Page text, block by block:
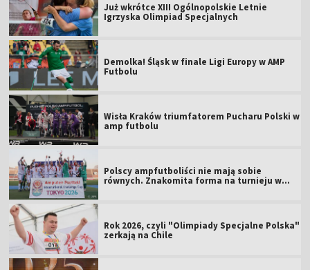
Już wkrótce XIII Ogólnopolskie Letnie
Igrzyska Olimpiad Specjalnych
Demolka! Śląsk w finale Ligi Europy w AMP
Futbolu
Wisła Kraków triumfatorem Pucharu Polski w
amp futbolu
Polscy ampfutboliści nie mają sobie
równych. Znakomita forma na turnieju w
Rok 2026, czyli "Olimpiady Specjalne Polska"
zerkają na Chile